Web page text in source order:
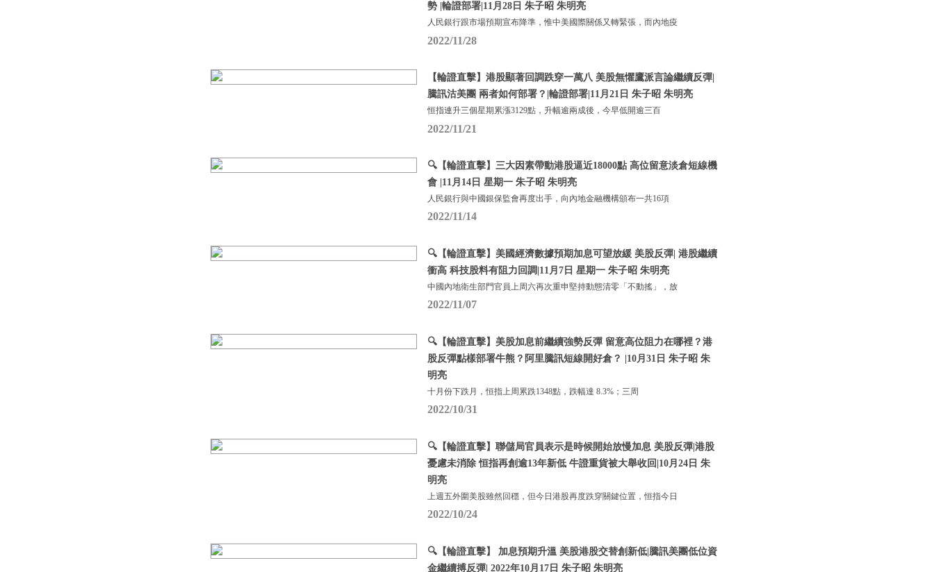
勢 |輪證部署|11月28日 朱子昭 朱明亮
人民銀行跟市場預期宣布降準，惟中美國際關係又轉緊張，而內地疫
2022/11/28
【輪證直擊】港股顯著回調跌穿一萬八 美股無懼鷹派言論繼續反彈|
騰訊沽美團 兩者如何部署？|輪證部署|11月21日 朱子昭 朱明亮
恒指連升三個星期累漲3129點，升幅逾兩成後，今早低開逾三百
2022/11/21
🔍【輪證直擊】三大因素帶動港股逼近18000點 高位留意淡倉短線機
會 |11月14日 星期一 朱子昭 朱明亮
人民銀行與中國銀保監會再度出手，向內地金融機構頒布一共16項
2022/11/14
🔍【輪證直擊】美國經濟數據預期加息可望放緩 美股反彈| 港股繼續
衝高 科技股料有阻力回調|11月7日 星期一 朱子昭 朱明亮
中國內地衛生部門官員上周六再次重申堅持動態清零「不動搖」，放
2022/11/07
🔍【輪證直擊】美股加息前繼續強勢反彈 留意高位阻力在哪裡？港
股反彈點樣部署牛熊？阿里騰訊短線開好倉？ |10月31日 朱子昭 朱
明亮
十月份下跌月，恒指上周累跌1348點，跌幅達 8.3%；三周
2022/10/31
🔍【輪證直擊】聯儲局官員表示是時候開始放慢加息 美股反彈|港股
憂慮未消除 恒指再創逾13年新低 牛證重貨被大舉收回|10月24日 朱
明亮
上週五外圍美股雖然回穩，但今日港股再度跌穿關鍵位置，恒指今日
2022/10/24
🔍【輪證直擊】 加息預期升溫 美股港股交替創新低|騰訊美團低位資
金繼續搏反彈| 2022年10月17日 朱子昭 朱明亮